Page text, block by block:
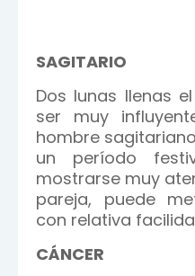
SAGITARIO
Dos lunas llenas
ser muy
hombre
un período
mostrarse muy
pareja, puede
con relativa
CÁNCER